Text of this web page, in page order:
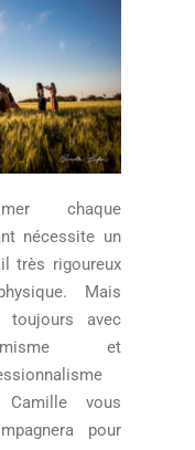
chaque
nécessite un
très rigoureux
Mais
toujours avec
et
Camille vous
pour